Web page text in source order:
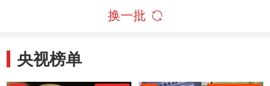
换一批
央视榜单